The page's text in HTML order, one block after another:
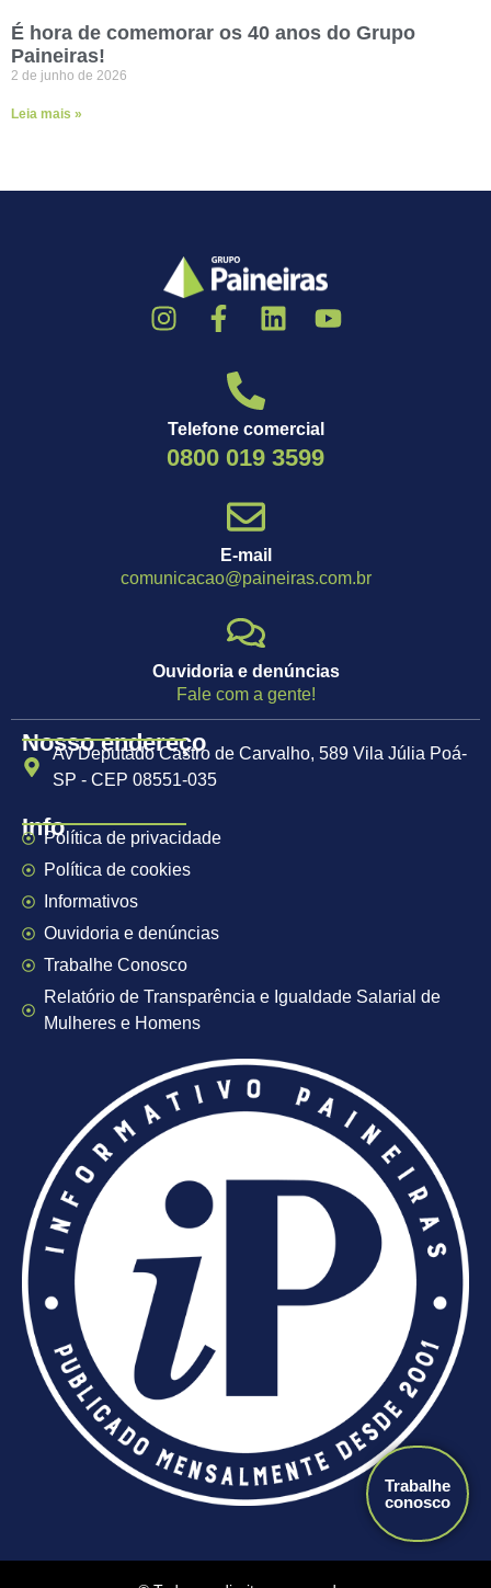
É hora de comemorar os 40 anos do Grupo
Paineiras!
2 de junho de 2026
Leia mais »
Telefone comercial
0800 019 3599
E-mail
comunicacao@paineiras.com.br
Ouvidoria e denúncias
Fale com a gente!
Nosso endereço
Av Deputado Castro de Carvalho, 589 Vila Júlia Poá-
SP - CEP 08551-035
InfoPolítica de privacidade
Política de cookies
Informativos
Ouvidoria e denúncias
Trabalhe Conosco
Relatório de Transparência e Igualdade Salarial de
Mulheres e Homens
Trabalhe
conosco